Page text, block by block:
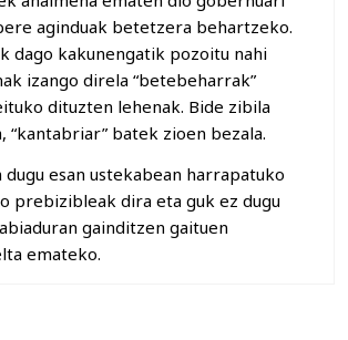
aginduak betetzera behartzeko.
dago kakunengatik pozoitu nahi
izango direla “betebeharrak”
dituzten lehenak. Bide zibila
“kantabriar” batek zioen bezala.
dugu esan ustekabean harrapatuko
prebizibleak dira eta guk ez dugu
gainditzen gaituen
emateko.